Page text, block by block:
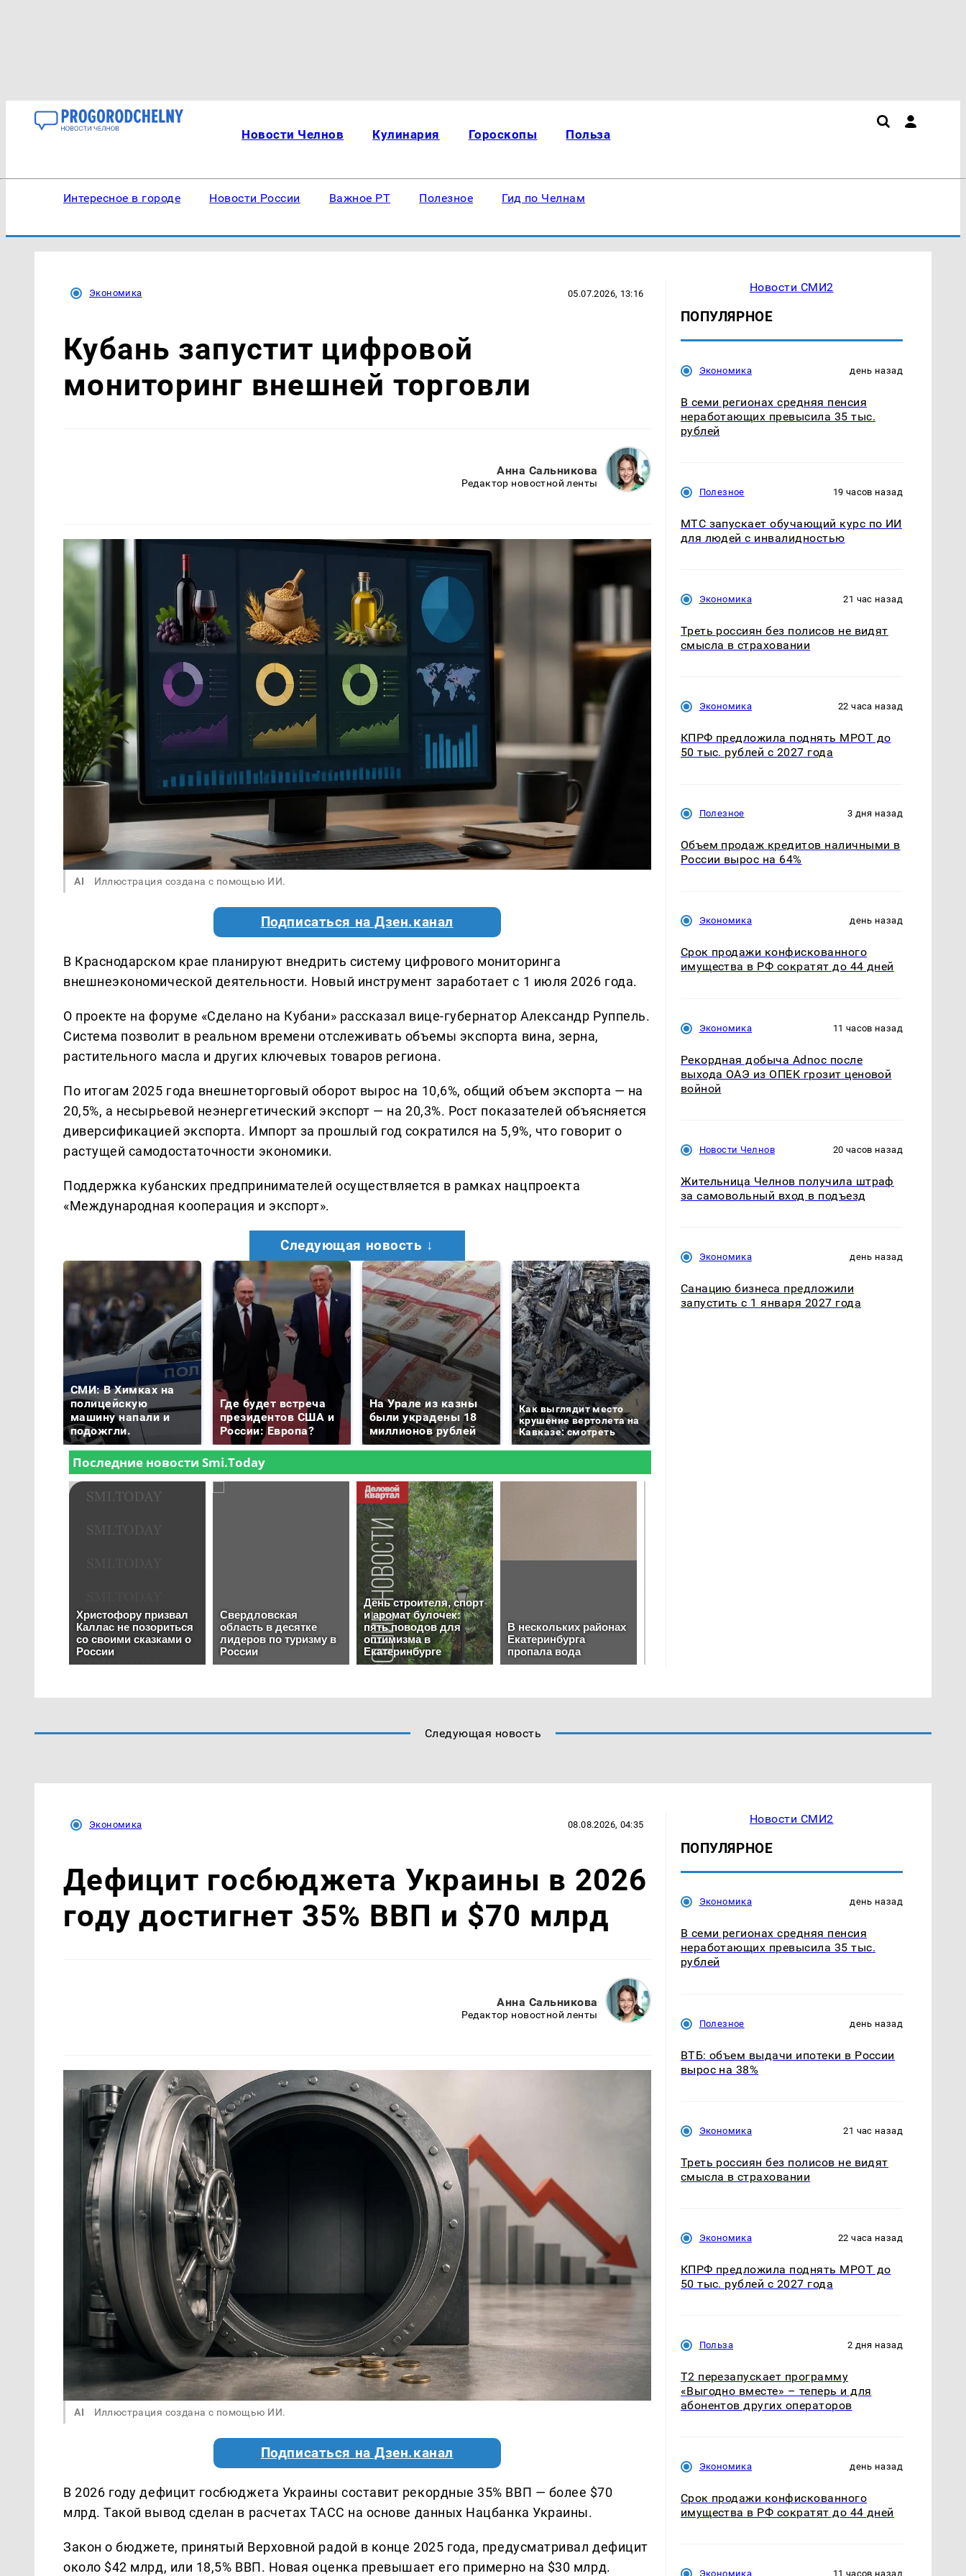
Новости Челнов Кулинария Гороскопы Польза
Интересное в городе Новости России Важное РТ Полезное Гид по Челнам
Экономика 05.07.2026, 13:16
Кубань запустит цифровой
мониторинг внешней торговли
Анна Сальникова
Редактор новостной ленты
AI Иллюстрация создана с помощью ИИ.
Подписаться на Дзен.канал
В Краснодарском крае планируют внедрить систему цифрового мониторинга
внешнеэкономической деятельности. Новый инструмент заработает с 1 июля 2026 года.
О проекте на форуме «Сделано на Кубани» рассказал вице-губернатор Александр Руппель.
Система позволит в реальном времени отслеживать объемы экспорта вина, зерна,
растительного масла и других ключевых товаров региона.
По итогам 2025 года внешнеторговый оборот вырос на 10,6%, общий объем экспорта — на
20,5%, а несырьевой неэнергетический экспорт — на 20,3%. Рост показателей объясняется
диверсификацией экспорта. Импорт за прошлый год сократился на 5,9%, что говорит о
растущей самодостаточности экономики.
Поддержка кубанских предпринимателей осуществляется в рамках нацпроекта
«Международная кооперация и экспорт».
Следующая новость ↓
СМИ: В Химках на
полицейскую
машину напали и
подожгли.
Где будет встреча
президентов США и
России: Европа?
На Урале из казны
были украдены 18
миллионов рублей
Как выглядит место
крушение вертолета на
Кавказе: смотреть
Новости СМИ2
ПОПУЛЯРНОЕ
Экономика день назад
В семи регионах средняя пенсия
неработающих превысила 35 тыс.
рублей
Полезное 19 часов назад
МТС запускает обучающий курс по ИИ
для людей с инвалидностью
Экономика 21 час назад
Треть россиян без полисов не видят
смысла в страховании
Экономика 22 часа назад
КПРФ предложила поднять МРОТ до
50 тыс. рублей с 2027 года
Полезное 3 дня назад
Объем продаж кредитов наличными в
России вырос на 64%
Экономика день назад
Срок продажи конфискованного
имущества в РФ сократят до 44 дней
Экономика 11 часов назад
Рекордная добыча Adnoc после
выхода ОАЭ из ОПЕК грозит ценовой
войной
Новости Челнов 20 часов назад
Жительница Челнов получила штраф
за самовольный вход в подъезд
Экономика день назад
Санацию бизнеса предложили
запустить с 1 января 2027 года
Следующая новость
Экономика 08.08.2026, 04:35
Дефицит госбюджета Украины в 2026
году достигнет 35% ВВП и $70 млрд
Анна Сальникова
Редактор новостной ленты
AI Иллюстрация создана с помощью ИИ.
Подписаться на Дзен.канал
В 2026 году дефицит госбюджета Украины составит рекордные 35% ВВП — более $70
млрд. Такой вывод сделан в расчетах ТАСС на основе данных Нацбанка Украины.
Закон о бюджете, принятый Верховной радой в конце 2025 года, предусматривал дефицит
около $42 млрд, или 18,5% ВВП. Новая оценка превышает его примерно на $30 млрд.
Новости СМИ2
ПОПУЛЯРНОЕ
Экономика день назад
В семи регионах средняя пенсия
неработающих превысила 35 тыс.
рублей
Полезное день назад
ВТБ: объем выдачи ипотеки в России
вырос на 38%
Экономика 21 час назад
Треть россиян без полисов не видят
смысла в страховании
Экономика 22 часа назад
КПРФ предложила поднять МРОТ до
50 тыс. рублей с 2027 года
Польза 2 дня назад
Т2 перезапускает программу
«Выгодно вместе» – теперь и для
абонентов других операторов
Экономика день назад
Срок продажи конфискованного
имущества в РФ сократят до 44 дней
Экономика 11 часов назад